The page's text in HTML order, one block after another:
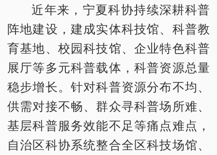
近年来，宁夏科协持续深耕科普
阵地建设，建成实体科技馆、科普教
育基地、校园科技馆、企业特色科普
展厅等多元科普载体，科普资源总量
稳步增长。针对科普资源分布不均、
供需对接不畅、群众寻科普场所难、
基层科普服务效能不足等痛点难点，
自治区科协系统整合全区科技场馆、